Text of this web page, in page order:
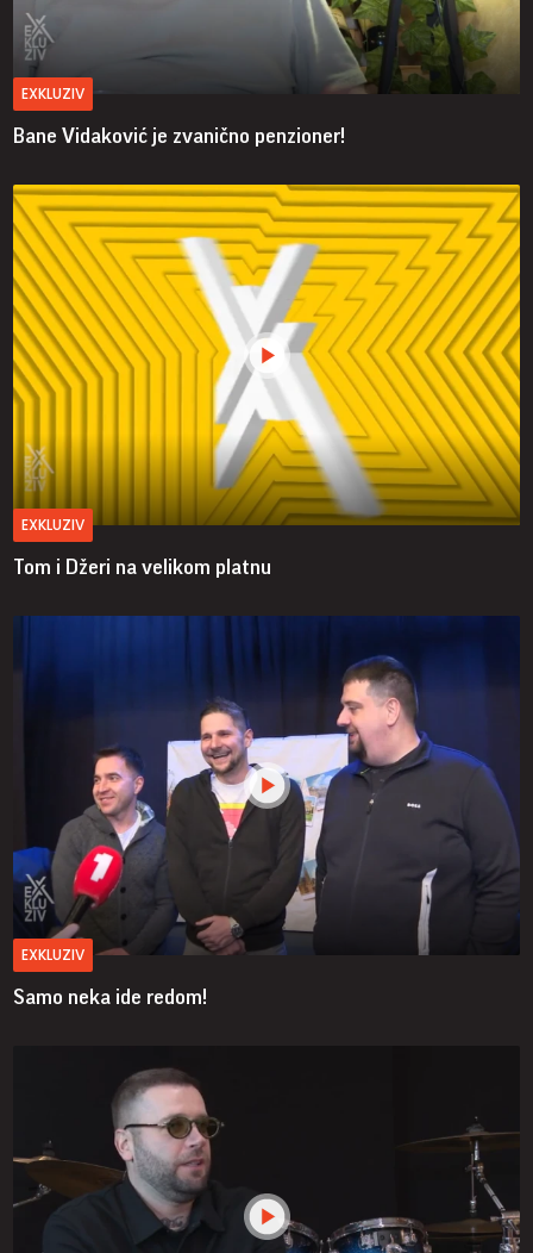
EXKLUZIV
Bane Vidaković je zvanično penzioner!
EXKLUZIV
Tom i Džeri na velikom platnu
EXKLUZIV
Samo neka ide redom!